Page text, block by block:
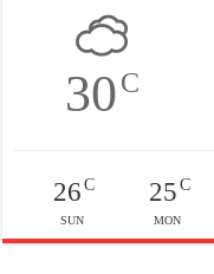
30C
26C
SUN
25C
MON